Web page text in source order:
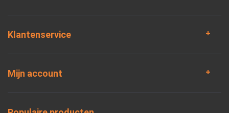
Klantenservice
Mijn account